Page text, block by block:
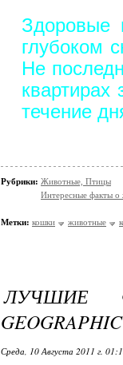
Здоровые
глубоком
Не
течение
Рубрики: Животные, Птицы
Интересные факты о
Метки: кошки животные
ЛУЧШИЕ
GEOGRAPHIC
Среда, 10 Августа 2011 г.